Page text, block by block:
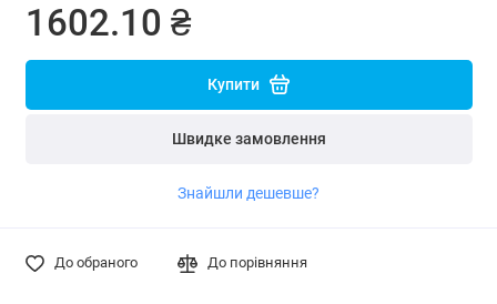
1602.10 ₴
Купити
Швидке замовлення
Знайшли дешевше?
До обраного До порівняння